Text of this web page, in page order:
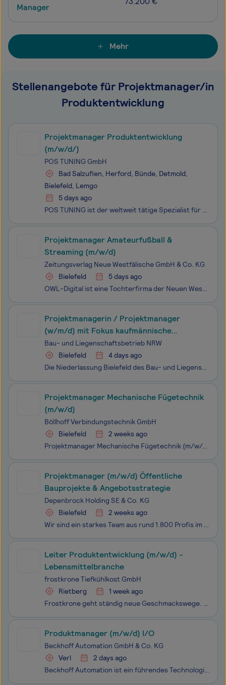
Manager
Mehr
Stellenangebote für Projektmanager/in
Produktentwicklung
Projektmanager Produktentwicklung
(m/w/d/)
POS TUNING GmbH
Bad Salzuflen, Herford, Bünde, Detmold,
Bielefeld, Lemgo
5 days ago
POS TUNING ist der weltweit tätige Spezialist für den Point of Sale. Unsere Vision des „glücklichen Shoppers“ ist unser Antrieb und unsere Motivation, Einkaufen einfach besser zu machen. Wir automatisieren und digitalisieren den stationären Einzelhandel, um Zeit für das Wichtigste zu schaffen: den K
Projektmanager Amateurfußball &
Streaming (m/w/d)
Zeitungsverlag Neue Westfälische GmbH & Co. KG
Bielefeld
5 days ago
OWL-Digital ist eine Tochterfirma der Neuen Westfälischen, der Lippischen Landes-Zeitung, des Mindener Tageblatts und des Haller Kreisblatts. Zu den Hauptaktivitäten der OWL-Digital gehören die Bereiche Produktentwicklung, Paid-Content und Online-Marketing. Darüber hinaus ist die OWL-Digital für die
Projektmanagerin / Projektmanager
(w/m/d) mit Fokus kaufmännische
Projektsteuerung
Bau- und Liegenschaftsbetrieb NRW
Bielefeld
4 days ago
Die Niederlassung Bielefeld des Bau- und Liegenschaftsbetriebes des Landes Nordrhein‑Westfalen (BLB NRW) sucht zum nächstmöglichen Zeitpunkt eine/einen Projektmanagerin / Projektmanager (w/m/d) mit Fokus kaufmännische Projektsteuerung Der Bau- und Liegenschaftsbetrieb NRW ist Eigentümer, Vermie
Projektmanager Mechanische Fügetechnik
(m/w/d)
Böllhoff Verbindungstechnik GmbH
Bielefeld
2 weeks ago
Projektmanager Mechanische Fügetechnik (m/w/d) Stellen-ID: 5957 Böllhoff Group Hauptsitz Bielefeld Familiär, menschlich und verantwortungsvoll Ob im Flugzeugtriebwerk, im Autochassis oder im Rasenmähroboter – Verbindungselemente von Böllhoff finden sich so gut wi
Projektmanager (m/w/d) Öffentliche
Bauprojekte & Angebotsstrategie
Depenbrock Holding SE & Co. KG
Bielefeld
2 weeks ago
Wir sind ein starkes Team aus rund 1.800 Profis im Hoch-, Tief- und Ingenieur- & Wasserbau, mit einem starken Teamgeist und einer langen Tradition. Bei uns hast Du die Möglichkeit, Dich und Deine Talente zu entfalten und bei uns Großes zu bewegen.Denn wir halten immer zusammen und finden in jede
Leiter Produktentwicklung (m/w/d) -
Lebensmittelbranche
frostkrone Tiefkühlkost GmbH
Rietberg
1 week ago
Frostkrone geht ständig neue Geschmackswege. Seit 1997 liefern wir krosses Fingerfood, mittlerweile weit über Europas Grenzen hinaus bis in die USA. Innovative Ideen und modernste Technologien machen uns so unwiderstehlich. Auch als Arbeitsgeber. Aber unsere Latte in Sachen Qualität liegt hoch. Nich
Produktmanager (m/w/d) I/O
Beckhoff Automation GmbH & Co. KG
Verl
2 days ago
Beckhoff Automation ist ein führendes Technologieunternehmen für Automatisierungstechnik und ein Pionier im Bereich der PC-basierten Steuerungstechnik. Seit unserer Gründung im Jahr 1980 sind wir ein eigenständiges und inhabergeführtes Familienunternehmen. Im Geschäftsjahr 2025 erzielten wir weltwei